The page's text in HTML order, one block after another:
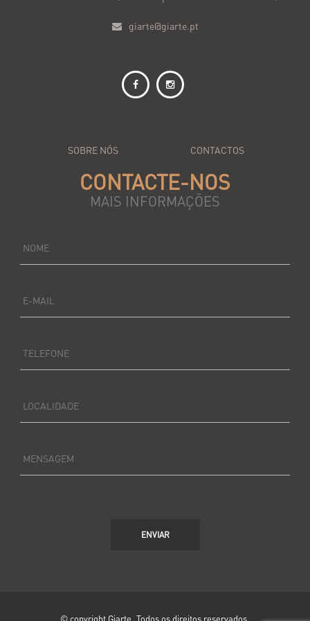
giarte@giarte.pt
SOBRE NÓS CONTACTOS
CONTACTE-NOS
MAIS INFORMAÇÕES
NOME
E-MAIL
TELEFONE
LOCALIDADE
MENSAGEM
ENVIAR
© copyright Giarte. Todos os direitos reservados.